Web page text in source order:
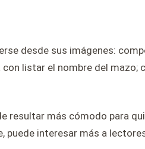
desde sus imágenes:
listar el nombre del mazo;
resultar más cómodo para
puede interesar más a